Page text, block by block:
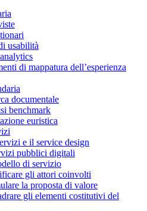
usabilità
di mappatura dell’esperienza
documentale
benchmark
euristica
e il service design
pubblici digitali
di servizio
gli attori coinvolti
la proposta di valore
gli elementi costitutivi del